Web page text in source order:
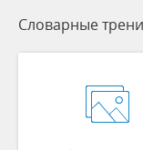
Словарные